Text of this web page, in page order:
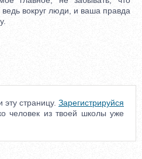
вокруг люди, и ваша правда
страницу. Зарегистрируйся
человек из твоей школы уже